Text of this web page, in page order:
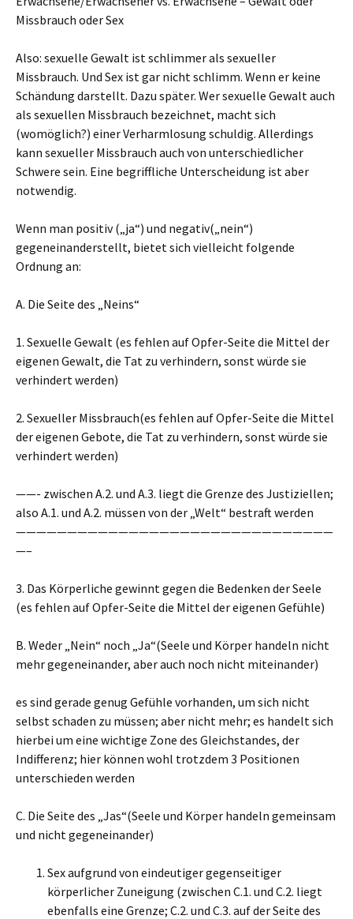
Missbrauch oder Sex
Also: sexuelle Gewalt ist schlimmer als sexueller
Missbrauch. Und Sex ist gar nicht schlimm. Wenn er keine
Schändung darstellt. Dazu später. Wer sexuelle Gewalt auch
als sexuellen Missbrauch bezeichnet, macht sich
(womöglich?) einer Verharmlosung schuldig. Allerdings
kann sexueller Missbrauch auch von unterschiedlicher
Schwere sein. Eine begriffliche Unterscheidung ist aber
notwendig.
Wenn man positiv („ja“) und negativ(„nein“)
gegeneinanderstellt, bietet sich vielleicht folgende
Ordnung an:
A. Die Seite des „Neins“
1. Sexuelle Gewalt (es fehlen auf Opfer-Seite die Mittel der
eigenen Gewalt, die Tat zu verhindern, sonst würde sie
verhindert werden)
2. Sexueller Missbrauch(es fehlen auf Opfer-Seite die Mittel
der eigenen Gebote, die Tat zu verhindern, sonst würde sie
verhindert werden)
——- zwischen A.2. und A.3. liegt die Grenze des Justiziellen;
also A.1. und A.2. müssen von der „Welt“ bestraft werden
———————————————————————————————
—–
3. Das Körperliche gewinnt gegen die Bedenken der Seele
(es fehlen auf Opfer-Seite die Mittel der eigenen Gefühle)
B. Weder „Nein“ noch „Ja“(Seele und Körper handeln nicht
mehr gegeneinander, aber auch noch nicht miteinander)
es sind gerade genug Gefühle vorhanden, um sich nicht
selbst schaden zu müssen; aber nicht mehr; es handelt sich
hierbei um eine wichtige Zone des Gleichstandes, der
Indifferenz; hier können wohl trotzdem 3 Positionen
unterschieden werden
C. Die Seite des „Jas“(Seele und Körper handeln gemeinsam
und nicht gegeneinander)
Sex aufgrund von eindeutiger gegenseitiger
körperlicher Zuneigung (zwischen C.1. und C.2. liegt
ebenfalls eine Grenze; C.2. und C.3. auf der Seite des